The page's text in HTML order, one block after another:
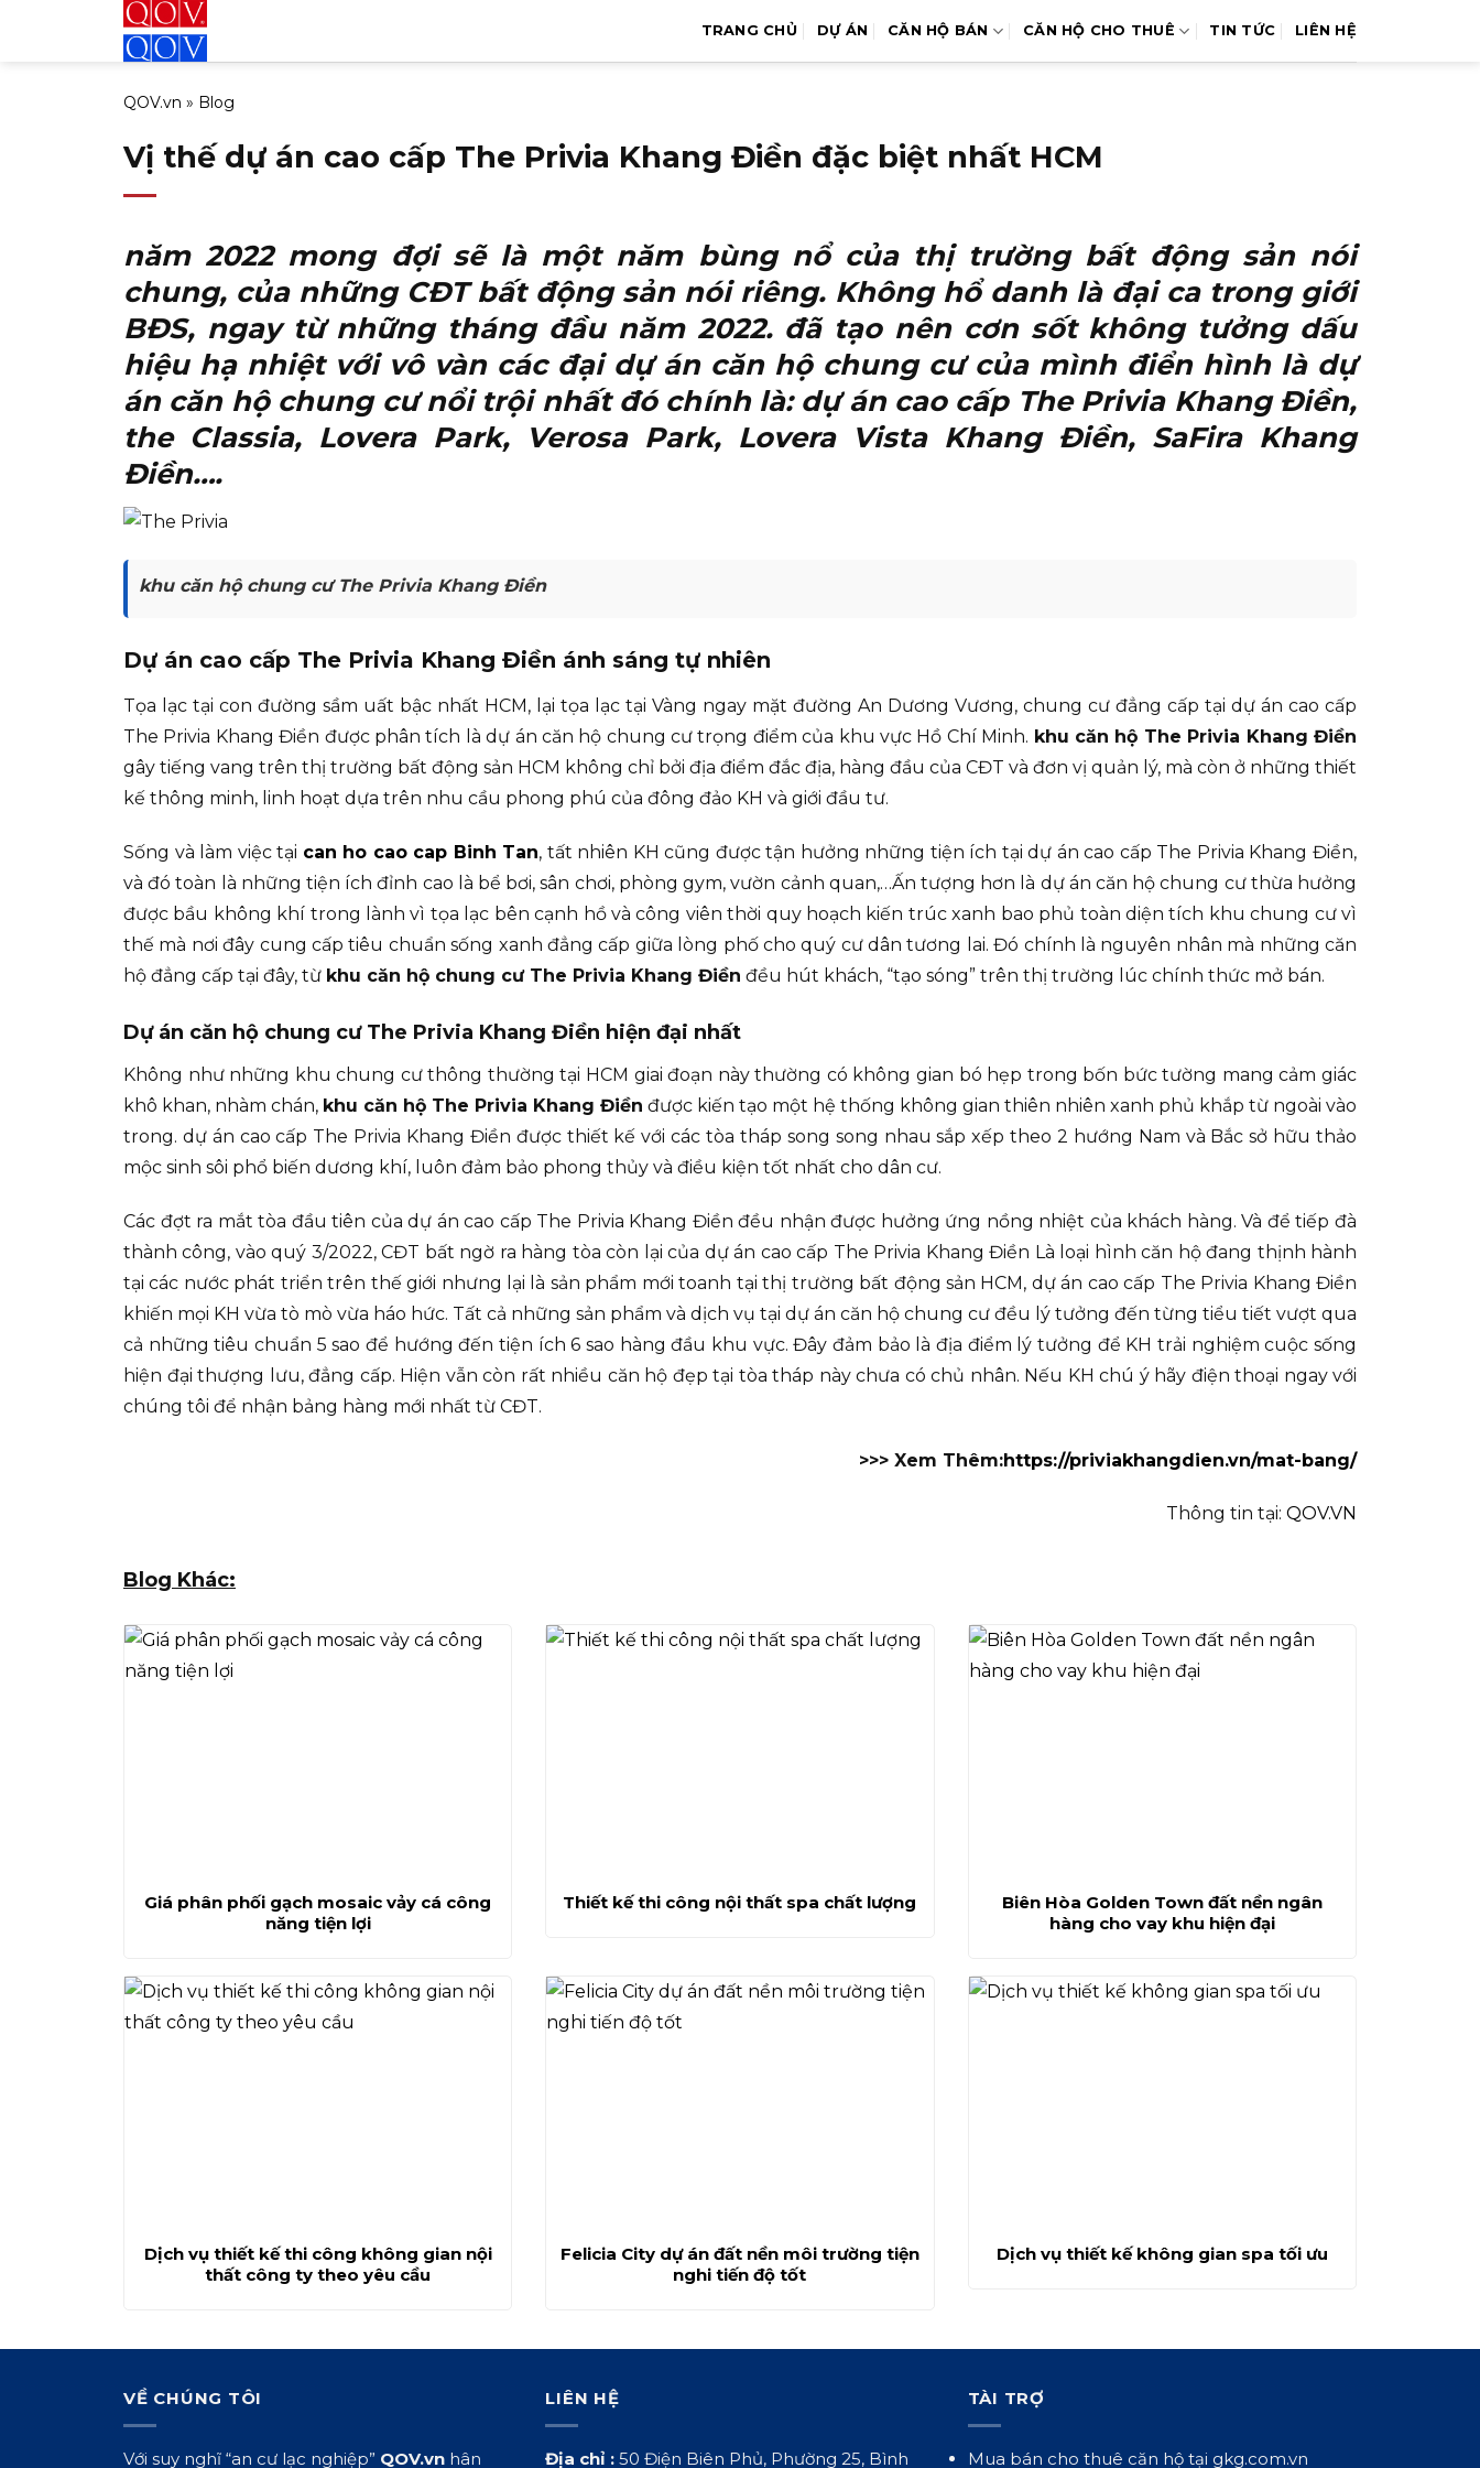
TRANG CHỦ DỰ ÁN CĂN HỘ BÁN CĂN HỘ CHO THUÊ TIN TỨC LIÊN HỆ
QOV.vn » Blog
Vị thế dự án cao cấp The Privia Khang Điền đặc biệt nhất HCM
năm 2022 mong đợi sẽ là một năm bùng nổ của thị trường bất động sản nói
chung, của những CĐT bất động sản nói riêng. Không hổ danh là đại ca trong giới
BĐS, ngay từ những tháng đầu năm 2022. đã tạo nên cơn sốt không tưởng dấu
hiệu hạ nhiệt với vô vàn các đại dự án căn hộ chung cư của mình điển hình là dự
án căn hộ chung cư nổi trội nhất đó chính là: dự án cao cấp The Privia Khang Điền,
the Classia, Lovera Park, Verosa Park, Lovera Vista Khang Điền, SaFira Khang
Điền….
khu căn hộ chung cư The Privia Khang Điền
Dự án cao cấp The Privia Khang Điền ánh sáng tự nhiên
Tọa lạc tại con đường sầm uất bậc nhất HCM, lại tọa lạc tại Vàng ngay mặt đường An Dương Vương, chung cư đẳng cấp tại dự án cao cấp
The Privia Khang Điền được phân tích là dự án căn hộ chung cư trọng điểm của khu vực Hồ Chí Minh. khu căn hộ The Privia Khang Điền
gây tiếng vang trên thị trường bất động sản HCM không chỉ bởi địa điểm đắc địa, hàng đầu của CĐT và đơn vị quản lý, mà còn ở những thiết
kế thông minh, linh hoạt dựa trên nhu cầu phong phú của đông đảo KH và giới đầu tư.
Sống và làm việc tại can ho cao cap Binh Tan, tất nhiên KH cũng được tận hưởng những tiện ích tại dự án cao cấp The Privia Khang Điền,
và đó toàn là những tiện ích đỉnh cao là bể bơi, sân chơi, phòng gym, vườn cảnh quan,…Ấn tượng hơn là dự án căn hộ chung cư thừa hưởng
được bầu không khí trong lành vì tọa lạc bên cạnh hồ và công viên thời quy hoạch kiến trúc xanh bao phủ toàn diện tích khu chung cư vì
thế mà nơi đây cung cấp tiêu chuẩn sống xanh đẳng cấp giữa lòng phố cho quý cư dân tương lai. Đó chính là nguyên nhân mà những căn
hộ đẳng cấp tại đây, từ khu căn hộ chung cư The Privia Khang Điền đều hút khách, “tạo sóng” trên thị trường lúc chính thức mở bán.
Dự án căn hộ chung cư The Privia Khang Điền hiện đại nhất
Không như những khu chung cư thông thường tại HCM giai đoạn này thường có không gian bó hẹp trong bốn bức tường mang cảm giác
khô khan, nhàm chán, khu căn hộ The Privia Khang Điền được kiến tạo một hệ thống không gian thiên nhiên xanh phủ khắp từ ngoài vào
trong. dự án cao cấp The Privia Khang Điền được thiết kế với các tòa tháp song song nhau sắp xếp theo 2 hướng Nam và Bắc sở hữu thảo
mộc sinh sôi phổ biến dương khí, luôn đảm bảo phong thủy và điều kiện tốt nhất cho dân cư.
Các đợt ra mắt tòa đầu tiên của dự án cao cấp The Privia Khang Điền đều nhận được hưởng ứng nồng nhiệt của khách hàng. Và để tiếp đà
thành công, vào quý 3/2022, CĐT bất ngờ ra hàng tòa còn lại của dự án cao cấp The Privia Khang Điền Là loại hình căn hộ đang thịnh hành
tại các nước phát triển trên thế giới nhưng lại là sản phẩm mới toanh tại thị trường bất động sản HCM, dự án cao cấp The Privia Khang Điền
khiến mọi KH vừa tò mò vừa háo hức. Tất cả những sản phẩm và dịch vụ tại dự án căn hộ chung cư đều lý tưởng đến từng tiểu tiết vượt qua
cả những tiêu chuẩn 5 sao để hướng đến tiện ích 6 sao hàng đầu khu vực. Đây đảm bảo là địa điểm lý tưởng để KH trải nghiệm cuộc sống
hiện đại thượng lưu, đẳng cấp. Hiện vẫn còn rất nhiều căn hộ đẹp tại tòa tháp này chưa có chủ nhân. Nếu KH chú ý hãy điện thoại ngay với
chúng tôi để nhận bảng hàng mới nhất từ CĐT.
>>> Xem Thêm:https://priviakhangdien.vn/mat-bang/
Thông tin tại: QOV.VN
Blog Khác:
Giá phân phối gạch mosaic vảy cá công
năng tiện lợi
Thiết kế thi công nội thất spa chất lượng
Biên Hòa Golden Town đất nền ngân
hàng cho vay khu hiện đại
Dịch vụ thiết kế thi công không gian nội
thất công ty theo yêu cầu
Felicia City dự án đất nền môi trường tiện
nghi tiến độ tốt
Dịch vụ thiết kế không gian spa tối ưu
VỀ CHÚNG TÔI
Với suy nghĩ “an cư lạc nghiệp” QOV.vn hân
LIÊN HỆ
Địa chỉ : 50 Điện Biên Phủ, Phường 25, Bình
TÀI TRỢ
Mua bán cho thuê căn hộ tại gkg.com.vn